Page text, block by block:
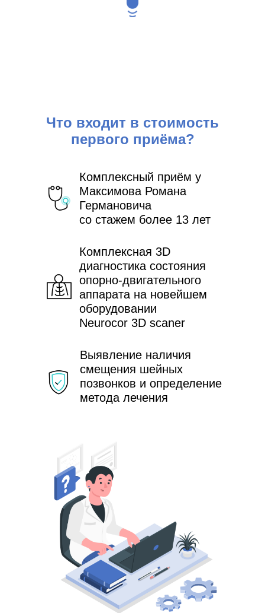
Что входит в стоимость
первого приёма?
Комплексный приём у
Максимова Романа
Германовича
со стажем более 13 лет
Комплексная 3D
диагностика состояния
опорно-двигательного
аппарата на новейшем
оборудовании
Neurocor 3D scaner
Выявление наличия
смещения шейных
позвонков и определение
метода лечения